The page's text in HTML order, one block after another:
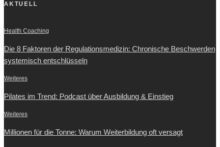
AKTUELL
Health Coaching
Die 8 Faktoren der Regulationsmedizin: Chronische Beschwerden
systemisch entschlüsseln
Weiteres
Pilates im Trend: Podcast über Ausbildung & Einstieg
Weiteres
Millionen für die Tonne: Warum Weiterbildung oft versagt